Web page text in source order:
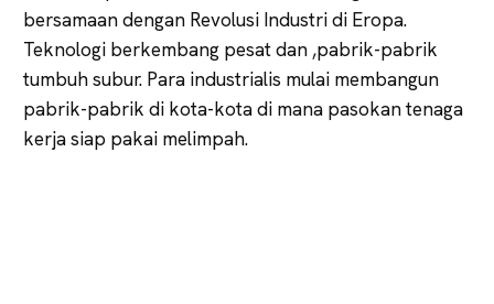
bersamaan dengan Revolusi Industri di Eropa.
Teknologi berkembang pesat dan ,pabrik-pabrik
tumbuh subur. Para industrialis mulai membangun
pabrik-pabrik di kota-kota di mana pasokan tenaga
kerja siap pakai melimpah.